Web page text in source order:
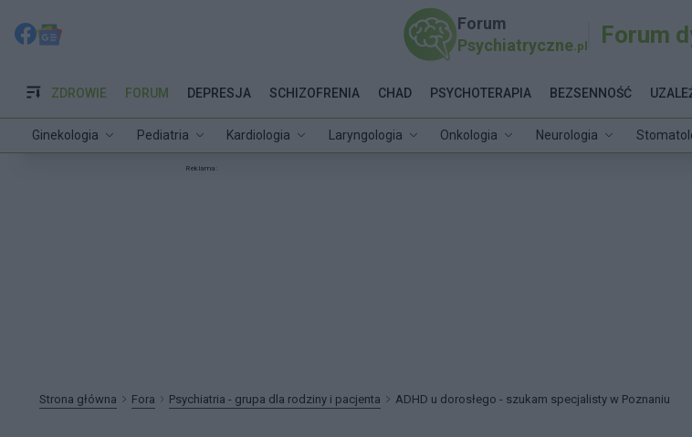
Forum
Psychiatryczne.pl Forum
ZDROWIE
Ginekologia Pediatria Kardiologia Laryngologia Onkologia Neurologia
FORUM DEPRESJA SCHIZOFRENIA CHAD PSYCHOTERAPIA BEZSENNOŚĆ
Reklama:
Strona główna Fora Psychiatria - grupa dla rodziny i pacjenta ADHD u dorosłego - szukam specjalisty w Poznaniu